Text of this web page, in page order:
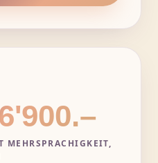
MEHRSPRACHIGKEIT,